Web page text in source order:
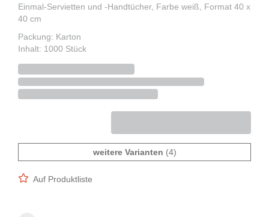
Einmal-Servietten und -Handtücher, Farbe weiß, Format 40 x
40 cm
Packung: Karton
Inhalt: 1000 Stück
weitere Varianten (4)
Auf Produktliste